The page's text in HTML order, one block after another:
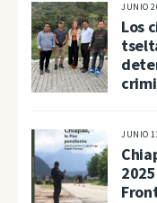
JUNIO
Los
JUNIO